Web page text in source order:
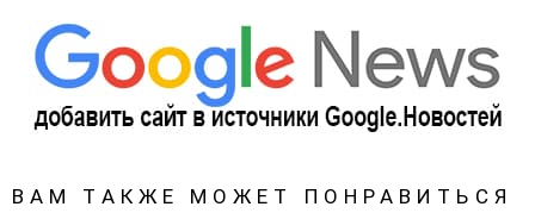
ВАМ ТАКЖЕ МОЖЕТ ПОНРАВИТЬСЯ